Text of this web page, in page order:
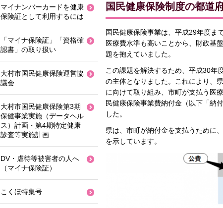
国民健康保険制度の都道
国民健康保険事業は、平成29年度ま
医療費水準も高いことから、財政基
題を抱えていました。
この課題を解決するため、平成30年
の主体となりました。これにより、
に向けて取り組み、市町が支払う医
民健康保険事業費納付金（以下「納
した。
県は、市町が納付金を支払うために
を示しています。
マイナンバーカードを健康
保険証として利用するには
「マイナ保険証」「資格確
認書」の取り扱い
大村市国民健康保険運営協
議会
大村市国民健康保険第3期
保健事業実施（データヘル
ス）計画・第4期特定健康
診査等実施計画
DV・虐待等被害者の人へ
（マイナ保険証）
こくほ特集号